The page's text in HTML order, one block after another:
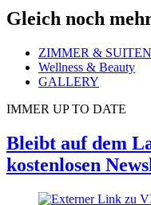
Gleich noch
ZIMMER & SUITEN
Wellness & Beauty
GALLERY
IMMER UP TO DATE
Bleibt auf dem
kostenlosen